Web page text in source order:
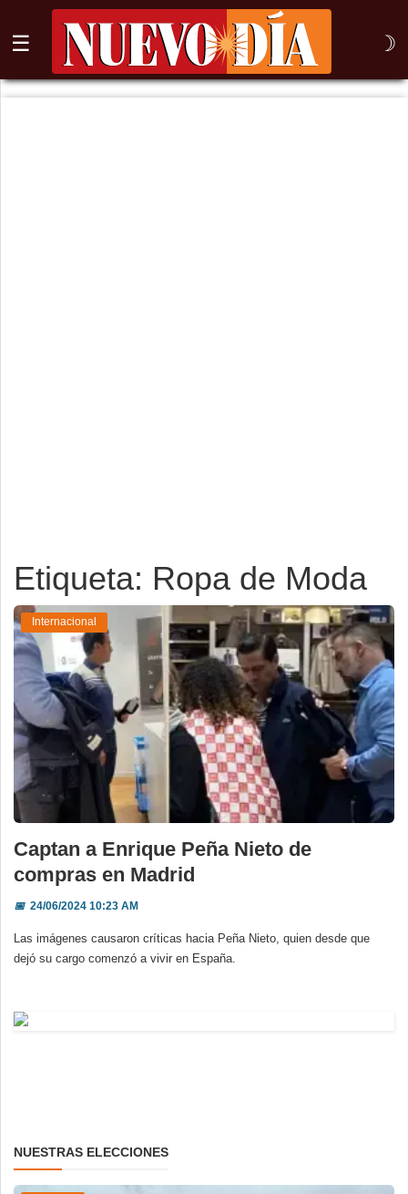
☰ ☽
⌕
Edición Impresa
Etiqueta: Ropa de Moda
Internacional
Captan a Enrique Peña Nieto de
compras en Madrid
📅24/06/2024 10:23 AM
Las imágenes causaron críticas hacia Peña Nieto, quien desde que
dejó su cargo comenzó a vivir en España.
NUESTRAS ELECCIONES